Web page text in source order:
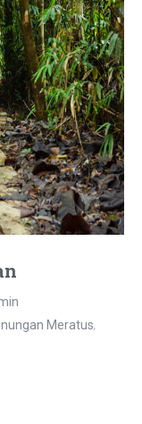
Meratus,